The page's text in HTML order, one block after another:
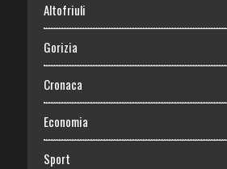
Altofriuli
Gorizia
Cronaca
Economia
Sport